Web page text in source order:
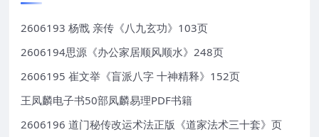
2606193 杨戬 亲传《八九玄功》103页
2606194思源《办公家居顺风顺水》248页
2606195 崔文举《盲派八字 十神精释》152页
王凤麟电子书50部凤麟易理PDF书籍
2606196 道门秘传改运术法正版《道家法术三十套》页